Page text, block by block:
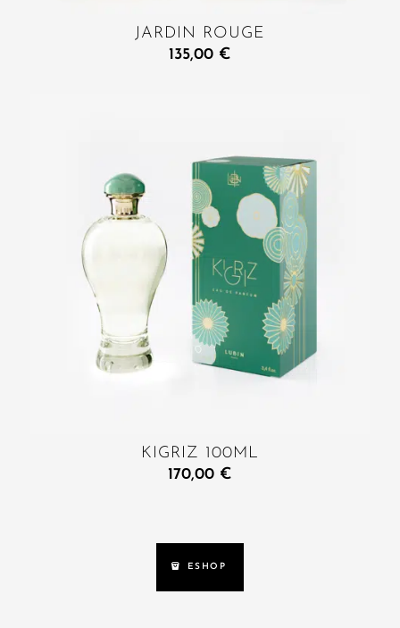
JARDIN ROUGE
135,00 €
KIGRIZ 100ML
170,00 €
ESHOP